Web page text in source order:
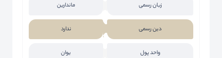
زبان رسمی ماندارین
دین رسمی ندارد
واحد پول یوان